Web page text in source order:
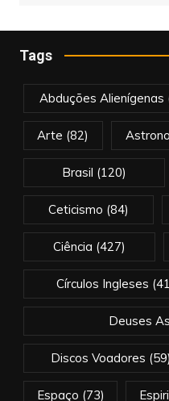
Tags
Abduções Alienígenas
Arte (82)
Brasil (120)
Ceticismo (84)
Ciência (427)
Círculos Ingleses
Deuses
Discos Voadores (59)
Espaço (73)